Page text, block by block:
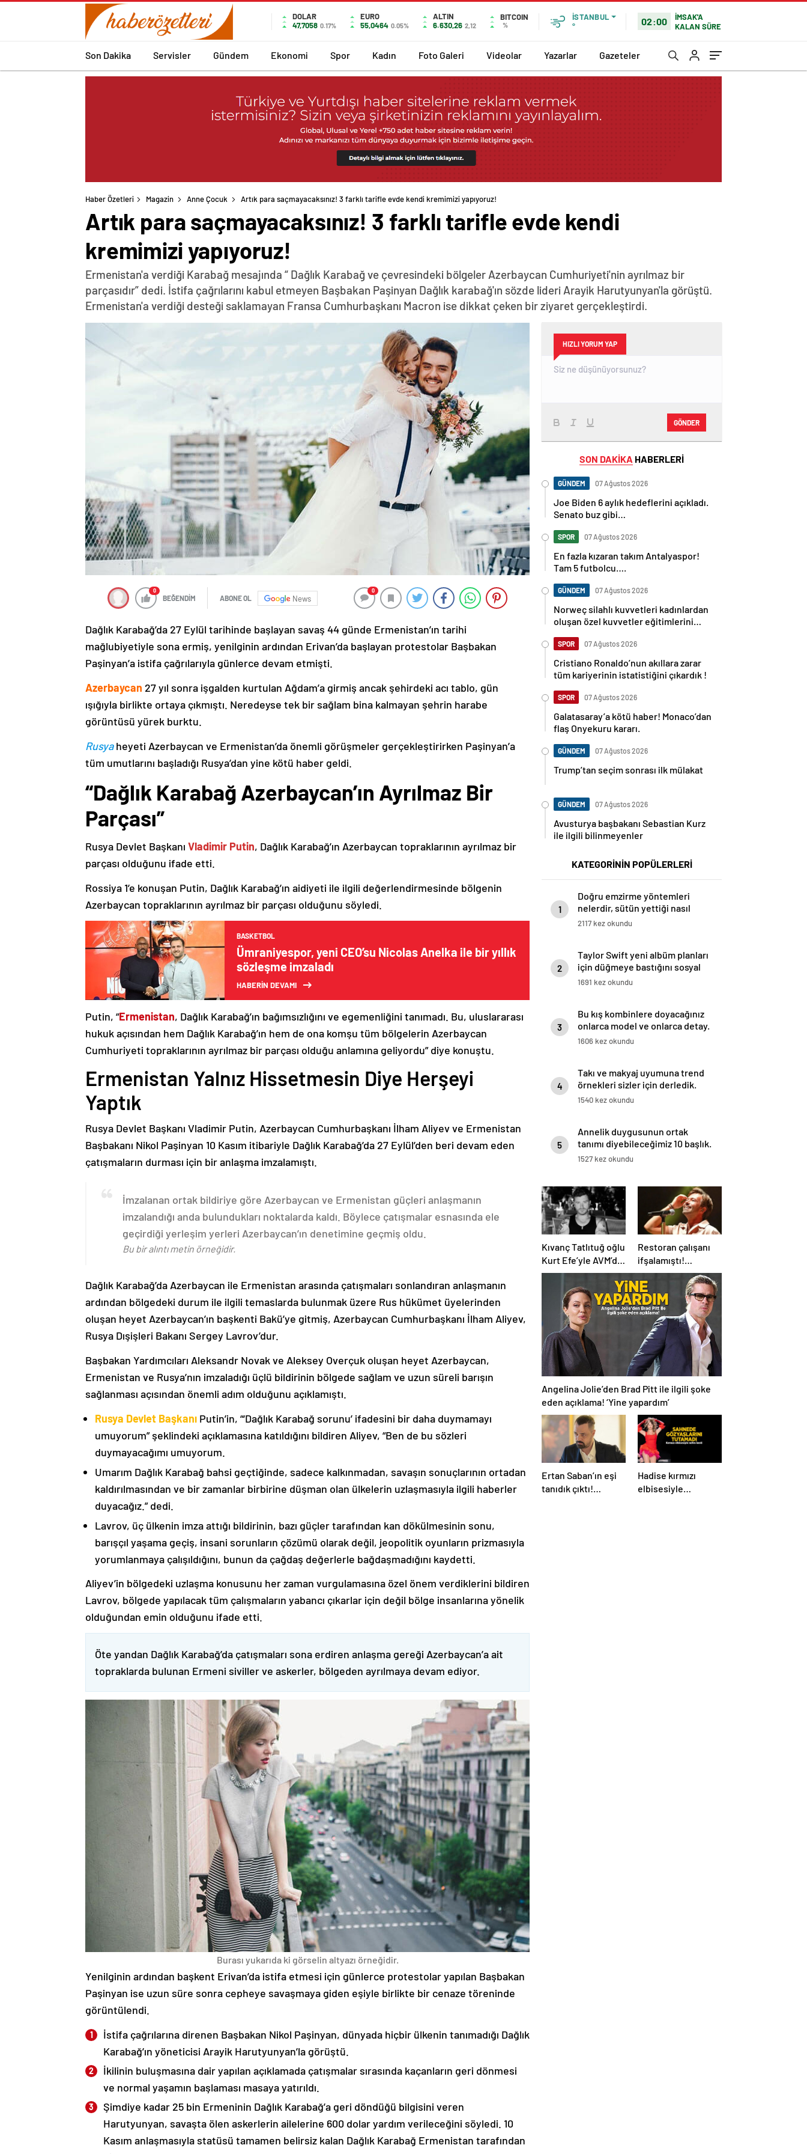
DOLAR
47,7058 0.17%
EURO
55,0464 0.05%
ALTIN
6.630,26 2,12
BITCOIN
%
İSTANBUL
°
02:00
İMSAK'A
KALAN SÜRE
Son Dakika Servisler Gündem Ekonomi Spor Kadın Foto Galeri Videolar Yazarlar Gazeteler
Haber Özetleri Magazin Anne Çocuk Artık para saçmayacaksınız! 3 farklı tarifle evde kendi kremimizi yapıyoruz!
Artık para saçmayacaksınız! 3 farklı tarifle evde kendi
kremimizi yapıyoruz!
Ermenistan'a verdiği Karabağ mesajında “ Dağlık Karabağ ve çevresindeki bölgeler Azerbaycan Cumhuriyeti'nin ayrılmaz bir
parçasıdır” dedi. İstifa çağrılarını kabul etmeyen Başbakan Paşinyan Dağlık karabağ'ın sözde lideri Arayik Harutyunyan'la görüştü.
Ermenistan'a verdiği desteği saklamayan Fransa Cumhurbaşkanı Macron ise dikkat çeken bir ziyaret gerçekleştirdi.
0
BEĞENDİM ABONE OL News
0
Dağlık Karabağ’da 27 Eylül tarihinde başlayan savaş 44 günde Ermenistan’ın tarihi
mağlubiyetiyle sona ermiş, yenilginin ardından Erivan’da başlayan protestolar Başbakan
Paşinyan’a istifa çağrılarıyla günlerce devam etmişti.
Azerbaycan 27 yıl sonra işgalden kurtulan Ağdam’a girmiş ancak şehirdeki acı tablo, gün
ışığıyla birlikte ortaya çıkmıştı. Neredeyse tek bir sağlam bina kalmayan şehrin harabe
görüntüsü yürek burktu.
Rusyaheyeti Azerbaycan ve Ermenistan’da önemli görüşmeler gerçekleştirirken Paşinyan’a
tüm umutlarını başladığı Rusya’dan yine kötü haber geldi.
“Dağlık Karabağ Azerbaycan’ın Ayrılmaz Bir
Parçası”
Rusya Devlet Başkanı Vladimir Putin, Dağlık Karabağ’ın Azerbaycan topraklarının ayrılmaz bir
parçası olduğunu ifade etti.
Rossiya 1’e konuşan Putin, Dağlık Karabağ’ın aidiyeti ile ilgili değerlendirmesinde bölgenin
Azerbaycan topraklarının ayrılmaz bir parçası olduğunu söyledi.
BASKETBOL
Ümraniyespor, yeni CEO’su Nicolas Anelka ile bir yıllık
sözleşme imzaladı
HABERİN DEVAMI
Putin, “Ermenistan, Dağlık Karabağ’ın bağımsızlığını ve egemenliğini tanımadı. Bu, uluslararası
hukuk açısından hem Dağlık Karabağ’ın hem de ona komşu tüm bölgelerin Azerbaycan
Cumhuriyeti topraklarının ayrılmaz bir parçası olduğu anlamına geliyordu” diye konuştu.
Ermenistan Yalnız Hissetmesin Diye Herşeyi
Yaptık
Rusya Devlet Başkanı Vladimir Putin, Azerbaycan Cumhurbaşkanı İlham Aliyev ve Ermenistan
Başbakanı Nikol Paşinyan 10 Kasım itibariyle Dağlık Karabağ’da 27 Eylül’den beri devam eden
çatışmaların durması için bir anlaşma imzalamıştı.
İmzalanan ortak bildiriye göre Azerbaycan ve Ermenistan güçleri anlaşmanın
imzalandığı anda bulundukları noktalarda kaldı. Böylece çatışmalar esnasında ele
geçirdiği yerleşim yerleri Azerbaycan’ın denetimine geçmiş oldu.
Bu bir alıntı metin örneğidir.
Dağlık Karabağ’da Azerbaycan ile Ermenistan arasında çatışmaları sonlandıran anlaşmanın
ardından bölgedeki durum ile ilgili temaslarda bulunmak üzere Rus hükümet üyelerinden
oluşan heyet Azerbaycan’ın başkenti Bakü’ye gitmiş, Azerbaycan Cumhurbaşkanı İlham Aliyev,
Rusya Dışişleri Bakanı Sergey Lavrov’dur.
Başbakan Yardımcıları Aleksandr Novak ve Aleksey Overçuk oluşan heyet Azerbaycan,
Ermenistan ve Rusya’nın imzaladığı üçlü bildirinin bölgede sağlam ve uzun süreli barışın
sağlanması açısından önemli adım olduğunu açıklamıştı.
Rusya Devlet Başkanı Putin’in, “‘Dağlık Karabağ sorunu’ ifadesini bir daha duymamayı
umuyorum” şeklindeki açıklamasına katıldığını bildiren Aliyev, “Ben de bu sözleri
duymayacağımı umuyorum.
Umarım Dağlık Karabağ bahsi geçtiğinde, sadece kalkınmadan, savaşın sonuçlarının ortadan
kaldırılmasından ve bir zamanlar birbirine düşman olan ülkelerin uzlaşmasıyla ilgili haberler
duyacağız.” dedi.
Lavrov, üç ülkenin imza attığı bildirinin, bazı güçler tarafından kan dökülmesinin sonu,
barışçıl yaşama geçiş, insani sorunların çözümü olarak değil, jeopolitik oyunların prizmasıyla
yorumlanmaya çalışıldığını, bunun da çağdaş değerlerle bağdaşmadığını kaydetti.
Aliyev’in bölgedeki uzlaşma konusunu her zaman vurgulamasına özel önem verdiklerini bildiren
Lavrov, bölgede yapılacak tüm çalışmaların yabancı çıkarlar için değil bölge insanlarına yönelik
olduğundan emin olduğunu ifade etti.
Öte yandan Dağlık Karabağ’da çatışmaları sona erdiren anlaşma gereği Azerbaycan’a ait
topraklarda bulunan Ermeni siviller ve askerler, bölgeden ayrılmaya devam ediyor.
Burası yukarıda ki görselin altyazı örneğidir.
Yenilginin ardından başkent Erivan’da istifa etmesi için günlerce protestolar yapılan Başbakan
Paşinyan ise uzun süre sonra cepheye savaşmaya giden eşiyle birlikte bir cenaze töreninde
görüntülendi.
İstifa çağrılarına direnen Başbakan Nikol Paşinyan, dünyada hiçbir ülkenin tanımadığı Dağlık
Karabağ’ın yöneticisi Arayik Harutyunyan’la görüştü.
İkilinin buluşmasına dair yapılan açıklamada çatışmalar sırasında kaçanların geri dönmesi
ve normal yaşamın başlaması masaya yatırıldı.
Şimdiye kadar 25 bin Ermeninin Dağlık Karabağ’a geri döndüğü bilgisini veren
Harutyunyan, savaşta ölen askerlerin ailelerine 600 dolar yardım verileceğini söyledi. 10
Kasım anlaşmasıyla statüsü tamamen belirsiz kalan Dağlık Karabağ Ermenistan tarafından
HIZLI YORUM YAP
GÖNDER
SON DAKİKA HABERLERİ
GÜNDEM 07 Ağustos 2026
Joe Biden 6 aylık hedeflerini açıkladı.
Senato buz gibi…
SPOR 07 Ağustos 2026
En fazla kızaran takım Antalyaspor!
Tam 5 futbolcu….
GÜNDEM 07 Ağustos 2026
Norweç silahlı kuvvetleri kadınlardan
oluşan özel kuvvetler eğitimlerini
SPOR 07 Ağustos 2026
Cristiano Ronaldo’nun akıllara zarar
tüm kariyerinin istatistiğini çıkardık !
SPOR 07 Ağustos 2026
Galatasaray’a kötü haber! Monaco’dan
flaş Onyekuru kararı.
GÜNDEM 07 Ağustos 2026
Trump’tan seçim sonrası ilk mülakat
GÜNDEM 07 Ağustos 2026
Avusturya başbakanı Sebastian Kurz
ile ilgili bilinmeyenler
KATEGORİNİN POPÜLERLERİ
1
Doğru emzirme yöntemleri
nelerdir, sütün yettiği nasıl
anlaşılır?
2117 kez okundu
2
Taylor Swift yeni albüm planları
için düğmeye bastığını sosyal
medyadan duyurdu!
1691 kez okundu
3
Bu kış kombinlere doyacağınız
onlarca model ve onlarca detay.
1606 kez okundu
4
Takı ve makyaj uyumuna trend
örnekleri sizler için derledik.
1540 kez okundu
5
Annelik duygusunun ortak
tanımı diyebileceğimiz 10 başlık.
1527 kez okundu
Kıvanç Tatlıtuğ oğlu
Kurt Efe’yle AVM’de
görüntülendi!
“Birlikte geçirdiğimi
her an..”
Restoran çalışanı
ifşalamıştı!
Yalın’dan ‘maden
suyu için beni
ağlattı’ iddialarına
yanıt geldi: Eğer
istemeden birini
kırmışsam…
Angelina Jolie’den Brad Pitt ile ilgili şoke
eden açıklama! ‘Yine yapardım’
Ertan Saban’ın eşi
tanıdık çıktı!
Hadise kırmızı
elbisesiyle